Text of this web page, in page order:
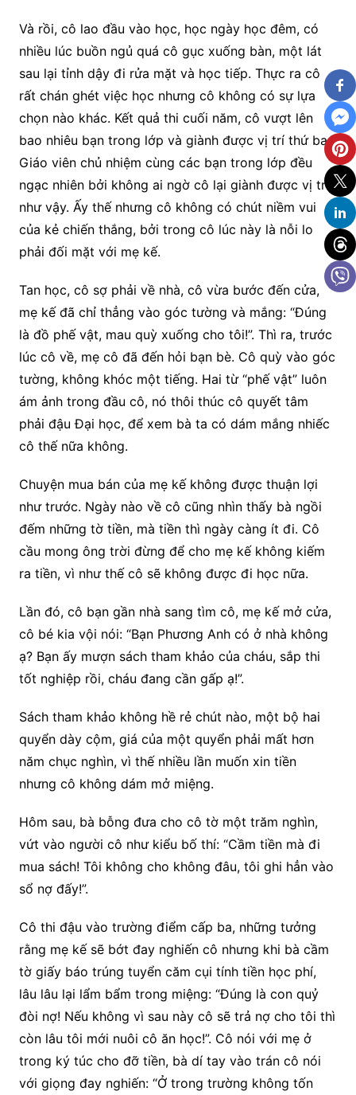
Và rồi, cô lao đầu vào học, học ngày học đêm, có
nhiều lúc buồn ngủ quá cô gục xuống bàn, một lát
sau lại tỉnh dậy đi rửa mặt và học tiếp. Thực ra cô
rất chán ghét việc học nhưng cô không có sự lựa
chọn nào khác. Kết quả thi cuối năm, cô vượt lên
bao nhiêu bạn trong lớp và giành được vị trí thứ ba.
Giáo viên chủ nhiệm cùng các bạn trong lớp đều
ngạc nhiên bởi không ai ngờ cô lại giành được vị trí
như vậy. Ấy thế nhưng cô không có chút niềm vui
của kẻ chiến thắng, bởi trong cô lúc này là nỗi lo
phải đối mặt với mẹ kế.
Tan học, cô sợ phải về nhà, cô vừa bước đến cửa,
mẹ kế đã chỉ thẳng vào góc tường và mắng: “Đúng
là đồ phế vật, mau quỳ xuống cho tôi!”. Thì ra, trước
lúc cô về, mẹ cô đã đến hỏi bạn bè. Cô quỳ vào góc
tường, không khóc một tiếng. Hai từ “phế vật” luôn
ám ảnh trong đầu cô, nó thôi thúc cô quyết tâm
phải đậu Đại học, để xem bà ta có dám mắng nhiếc
cô thế nữa không.
Chuyện mua bán của mẹ kế không được thuận lợi
như trước. Ngày nào về cô cũng nhìn thấy bà ngồi
đếm những tờ tiền, mà tiền thì ngày càng ít đi. Cô
cầu mong ông trời đừng để cho mẹ kế không kiếm
ra tiền, vì như thế cô sẽ không được đi học nữa.
Lần đó, cô bạn gần nhà sang tìm cô, mẹ kế mở cửa,
cô bé kia vội nói: “Bạn Phương Anh có ở nhà không
ạ? Bạn ấy mượn sách tham khảo của cháu, sắp thi
tốt nghiệp rồi, cháu đang cần gấp ạ!”.
Sách tham khảo không hề rẻ chút nào, một bộ hai
quyển dày cộm, giá của một quyển phải mất hơn
năm chục nghìn, vì thế nhiều lần muốn xin tiền
nhưng cô không dám mở miệng.
Hôm sau, bà bỗng đưa cho cô tờ một trăm nghìn,
vứt vào người cô như kiểu bố thí: “Cầm tiền mà đi
mua sách! Tôi không cho không đâu, tôi ghi hẳn vào
sổ nợ đấy!”.
Cô thi đậu vào trường điểm cấp ba, những tưởng
rằng mẹ kế sẽ bớt đay nghiến cô nhưng khi bà cầm
tờ giấy báo trúng tuyển căm cụi tính tiền học phí,
lâu lâu lại lẩm bẩm trong miệng: “Đúng là con quỷ
đòi nợ! Nếu không vì sau này cô sẽ trả nợ cho tôi thì
còn lâu tôi mới nuôi cô ăn học!”. Cô nói với mẹ ở
trong ký túc cho đỡ tiền, bà dí tay vào trán cô nói
với giọng đay nghiến: “Ở trong trường không tốn